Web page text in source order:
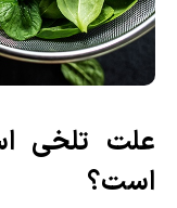
علت تلخی
است؟